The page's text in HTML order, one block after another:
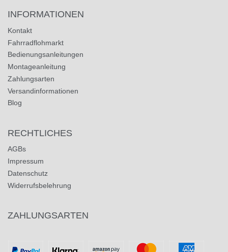
INFORMATIONEN
Kontakt
Fahrradflohmarkt
Bedienungsanleitungen
Montageanleitung
Zahlungsarten
Versandinformationen
Blog
RECHTLICHES
AGBs
Impressum
Datenschutz
Widerrufsbelehrung
ZAHLUNGSARTEN